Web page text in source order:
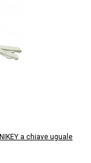
a chiave uguale